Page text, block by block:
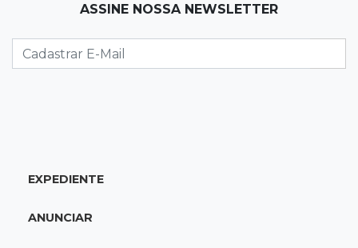
Na Vila Belmiro
lugar no Brasileirão
18:33Em 2022
adolescente atropelada no Amazonas
ASSINE NOSSA NEWSLETTER
EXPEDIENTE
ANUNCIAR